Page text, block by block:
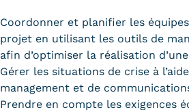
Coordonner et planifier les
projet en utilisant les outils de
afin d’optimiser la réalisation
Gérer les situations de crise à
management et de
Prendre en compte les exigences